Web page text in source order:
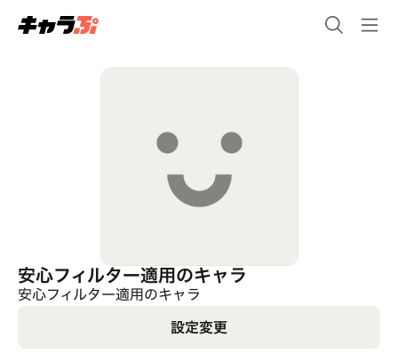
安心フィルター適用のキャラ
安心フィルター適用のキャラ
設定変更